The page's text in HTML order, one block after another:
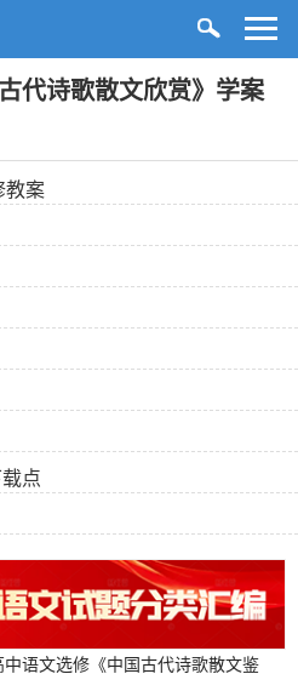
代诗歌散文欣赏》学案
教案
点
语文选修《中国古代诗歌散文鉴